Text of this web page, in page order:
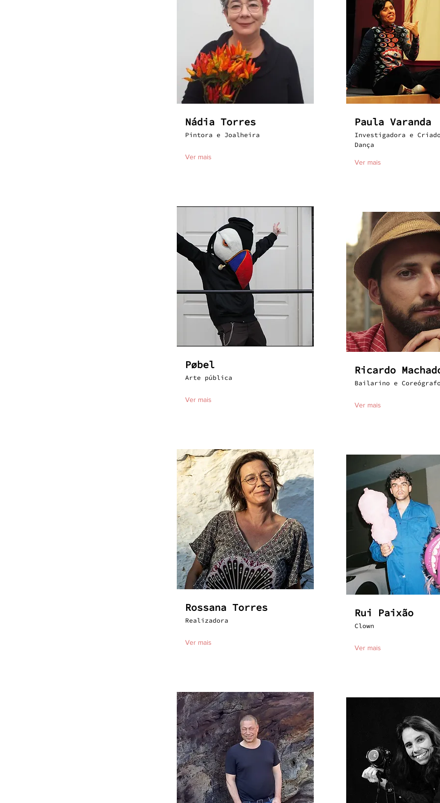
Nádia Torres
Pintora e Joalheira
Ver mais
Pøbel
Arte pública
Ver mais
Rossana Torres
Realizadora
Ver mais
Paula Varanda
Investigadora e
Dança
Ver mais
Ricardo
Bailarino e
Ver mais
Rui Paixão
Clown
Ver mais